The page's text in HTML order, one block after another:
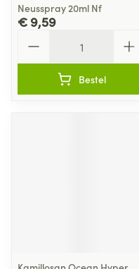
Neusspray 20ml Nf
€ 9,59
Bestel